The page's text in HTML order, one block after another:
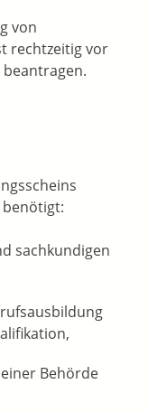
von
rechtzeitig vor
sachkundigen
Behörde